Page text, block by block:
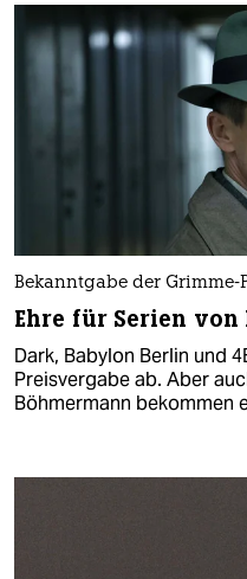
Bekanntgabe der Grimme-
Ehre für Serien von
Dark, Babylon Berlin und
Preisvergabe ab. Aber
Böhmermann bekommen